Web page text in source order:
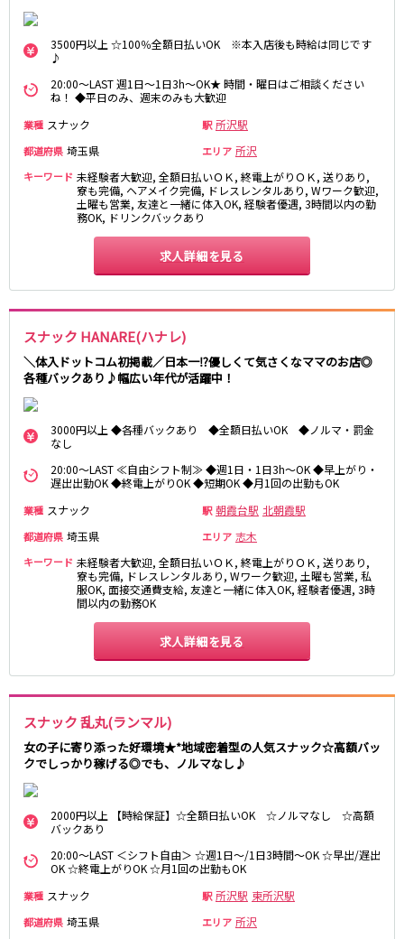
3500円以上 ☆100％全額日払いOK ※本入店後も時給は同じです
♪
20:00～LAST 週1日～1日3h～OK★ 時間・曜日はご相談ください
ね！ ◆平日のみ、週末のみも大歓迎
業種 スナック 駅 所沢駅
都道府県 埼玉県 エリア 所沢
キーワード 未経験者大歓迎, 全額日払いＯＫ, 終電上がりＯＫ, 送りあり,
寮も完備, ヘアメイク完備, ドレスレンタルあり, Wワーク歓迎,
土曜も営業, 友達と一緒に体入OK, 経験者優遇, 3時間以内の勤
務OK, ドリンクバックあり
求人詳細を見る
スナック HANARE(ハナレ)
＼体入ドットコム初掲載／日本一⁉優しくて気さくなママのお店◎
各種バックあり♪幅広い年代が活躍中！
3000円以上 ◆各種バックあり ◆全額日払いOK ◆ノルマ・罰金
なし
20:00～LAST ≪自由シフト制≫ ◆週1日・1日3h～OK ◆早上がり・
遅出出勤OK ◆終電上がりOK ◆短期OK ◆月1回の出勤もOK
業種 スナック 駅 朝霞台駅 北朝霞駅
都道府県 埼玉県 エリア 志木
キーワード 未経験者大歓迎, 全額日払いＯＫ, 終電上がりＯＫ, 送りあり,
寮も完備, ドレスレンタルあり, Wワーク歓迎, 土曜も営業, 私
服OK, 面接交通費支給, 友達と一緒に体入OK, 経験者優遇, 3時
間以内の勤務OK
求人詳細を見る
スナック 乱丸(ランマル)
女の子に寄り添った好環境★*地域密着型の人気スナック☆高額バッ
クでしっかり稼げる◎でも、ノルマなし♪
2000円以上 【時給保証】☆全額日払いOK ☆ノルマなし ☆高額
バックあり
20:00～LAST ＜シフト自由＞ ☆週1日～/1日3時間～OK ☆早出/遅出
OK ☆終電上がりOK ☆月1回の出勤もOK
業種 スナック 駅 所沢駅 東所沢駅
都道府県 埼玉県 エリア 所沢
市原・木更津・君津
松戸
成田・四街道・香取
津田沼
八千代台・勝田台
東金・茂原・長生
宇都宮 小山
茨城県
水戸
取手
茨城県南
日立
北茨城
群馬県
館林
太田
該当求人 0 選択した内容で設定
西日暮里駅
新大久保駅
目黒駅
目白駅
原宿駅
東京メトロ丸ノ内線
池袋駅
銀座駅
新宿駅
赤坂見附駅
荻窪駅
新宿三丁目駅
新高円寺駅
南阿佐ケ谷駅
四ツ谷駅
四谷三丁目駅
JR京浜東北線
新橋駅
関内駅
上野駅
大宮駅
秋葉原駅
神田駅
御徒町駅
蕨駅
南浦和駅
浦和駅
大船駅
川口駅
日暮里駅
西川口駅
大井町駅
大森駅
東十条駅
王子駅
さいたま新都心駅
新橋駅
浅草駅
浅草橋駅
新橋駅
銀座駅
上野駅
神田駅
渋谷駅
田原町駅
末広町駅
表参道駅
外苑前駅